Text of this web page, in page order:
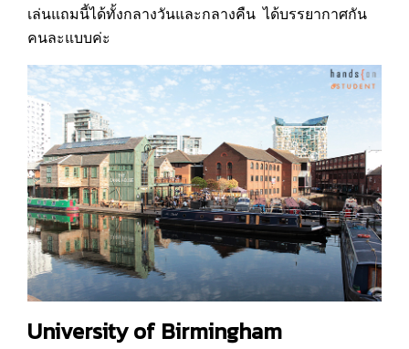
เล่นแถมนี้ได้ทั้งกลางวันและกลางคืน ได้บรรยากาศกัน
คนละแบบค่ะ
University of Birmingham